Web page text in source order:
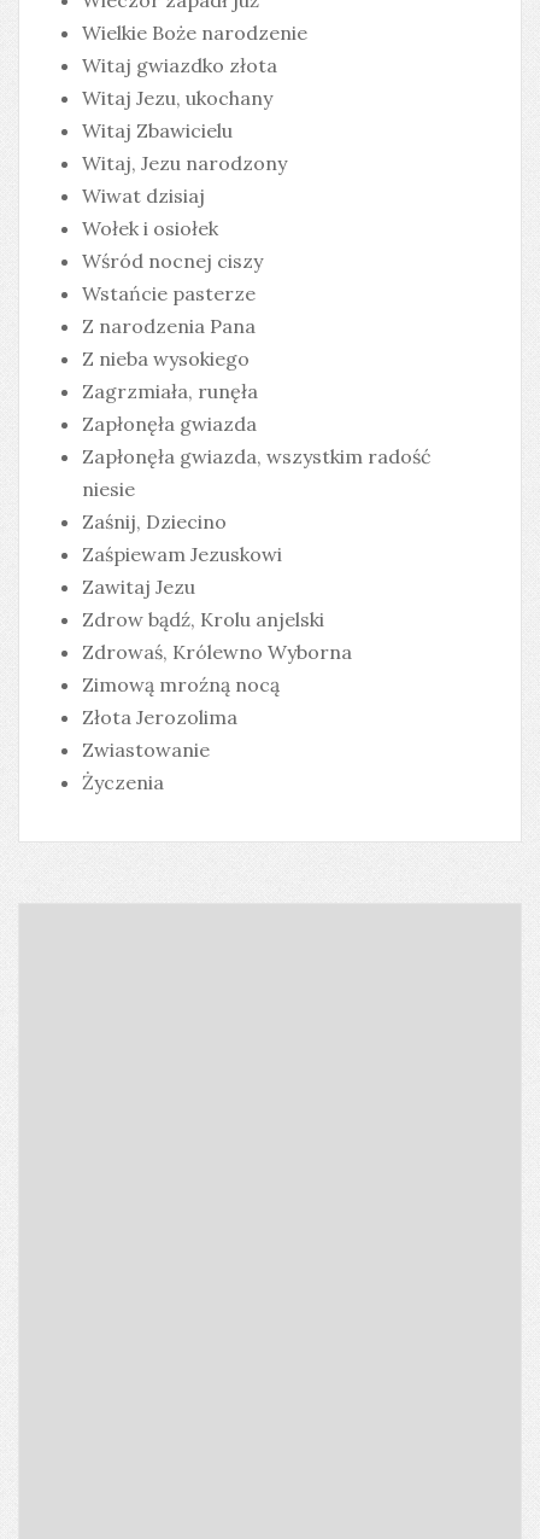
Wielkie Boże narodzenie
Witaj gwiazdko złota
Witaj Jezu, ukochany
Witaj Zbawicielu
Witaj, Jezu narodzony
Wiwat dzisiaj
Wołek i osiołek
Wśród nocnej ciszy
Wstańcie pasterze
Z narodzenia Pana
Z nieba wysokiego
Zagrzmiała, runęła
Zapłonęła gwiazda
Zapłonęła gwiazda, wszystkim radość
niesie
Zaśnij, Dziecino
Zaśpiewam Jezuskowi
Zawitaj Jezu
Zdrow bądź, Krolu anjelski
Zdrowaś, Królewno Wyborna
Zimową mroźną nocą
Złota Jerozolima
Zwiastowanie
Życzenia